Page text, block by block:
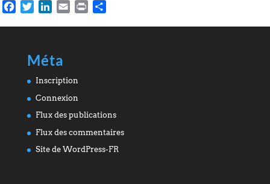
Facebook
TwitterLinkedIn
EmailPrint
Méta
Inscription
Connexion
Flux des publications
Flux des commentaires
Site de WordPress-FR